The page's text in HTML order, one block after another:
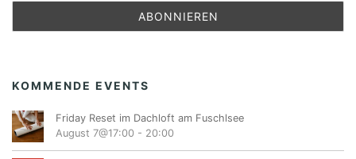
KOMMENDE EVENTS
Friday Reset im Dachloft am Fuschlsee
August 7@17:00 - 20:00